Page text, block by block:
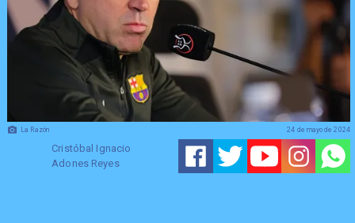
La Razón
Cristóbal Ignacio
Adones Reyes
24 de mayo de 2024